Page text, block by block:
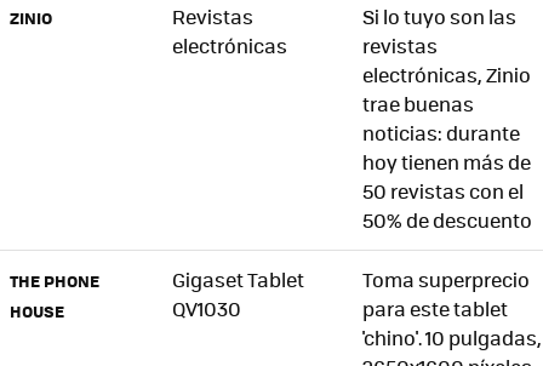
ZINIO
Revistas
electrónicas
Si lo tuyo son las
revistas
electrónicas, Zinio
trae buenas
noticias: durante
hoy tienen más de
50 revistas con el
50% de descuento
THE PHONE
HOUSE
Gigaset Tablet
QV1030
Toma superprecio
para este tablet
'chino'. 10 pulgadas,